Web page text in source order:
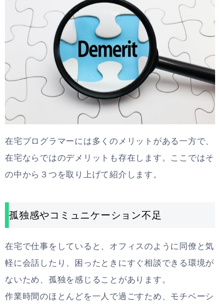
在宅プログラマーには多くのメリットがある一方で、
在宅ならではのデメリットも存在します。ここではそ
の中から３つを取り上げて紹介します。
孤独感やコミュニケーション不足
在宅で仕事をしていると、オフィスのように同僚と気
軽に会話したり、困ったときにすぐ相談できる環境が
ないため、孤独を感じることがあります。
作業時間のほとんどを一人で過ごすため、モチベーシ